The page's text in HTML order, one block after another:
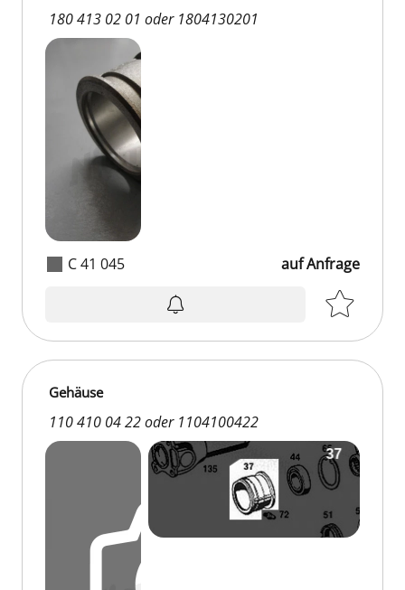
C 41 045
180 413 02 01 oder 1804130201
auf Anfrage
Gehäuse
110 410 04 22 oder 1104100422